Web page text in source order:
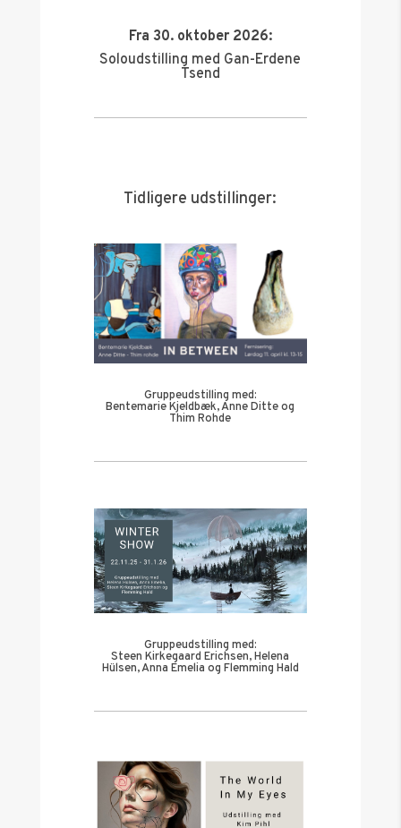
Fra 30. oktober 2026:
Soloudstilling med Gan-Erdene
Tsend
Tidligere udstillinger:
Gruppeudstilling med:
Bentemarie Kjeldbæk, Anne Ditte og
Thim Rohde
Gruppeudstilling med:
Steen Kirkegaard Erichsen, Helena
Hülsen, Anna Emelia og Flemming Hald